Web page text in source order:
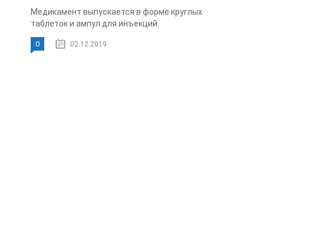
Медикамент выпускается в форме круглых
таблеток и ампул для инъекций.
0 02.12.2019